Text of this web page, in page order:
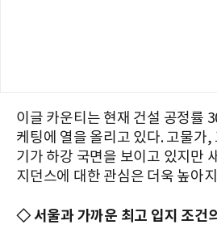
이글 카운티는 현재 건설 공정률
케팅에 열을 올리고 있다. 고물가,
기가 하강 국면을 보이고 있지만
지던스에 대한 관심은 더욱 높아
◇ 서울과 가까운 최고 입지 조건